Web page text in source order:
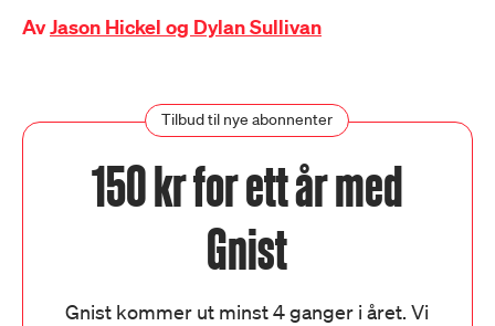
AvJason Hickel og Dylan Sullivan
Tilbud til nye abonnenter
150 kr for ett år med
Gnist
Gnist kommer ut minst 4 ganger i året. Vi